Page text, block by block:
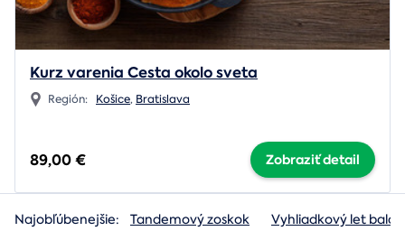
Kurz varenia Cesta okolo sveta
Región: Košice, Bratislava
89,00 € Zobraziť detail
Najobľúbenejšie: Tandemový zoskok Vyhliadkový let